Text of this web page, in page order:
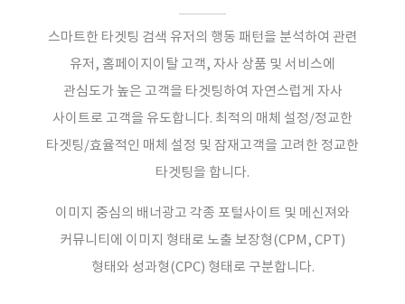
스마트한 타겟팅 검색 유저의 행동 패턴을 분석하여 관련
유저, 홈페이지이탈 고객, 자사 상품 및 서비스에
관심도가 높은 고객을 타겟팅하여 자연스럽게 자사
사이트로 고객을 유도합니다. 최적의 매체 설정/정교한
타겟팅/효율적인 매체 설정 및 잠재고객을 고려한 정교한
타겟팅을 합니다.
이미지 중심의 배너광고 각종 포털사이트 및 메신져와
커뮤니티에 이미지 형태로 노출 보장형(CPM, CPT)
형태와 성과형(CPC) 형태로 구분합니다.